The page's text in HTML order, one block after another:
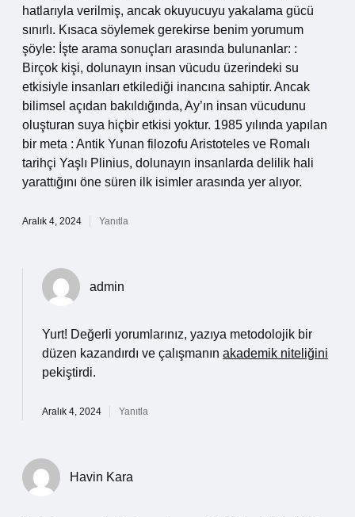
hatlarıyla verilmiş, ancak okuyucuyu yakalama gücü
sınırlı. Kısaca söylemek gerekirse benim yorumum
şöyle: İşte arama sonuçları arasında bulunanlar: :
Birçok kişi, dolunayın insan vücudu üzerindeki su
etkisiyle insanları etkilediği inancına sahiptir. Ancak
bilimsel açıdan bakıldığında, Ay’ın insan vücudunu
oluşturan suya hiçbir etkisi yoktur. 1985 yılında yapılan
bir meta : Antik Yunan filozofu Aristoteles ve Romalı
tarihçi Yaşlı Plinius, dolunayın insanlarda delilik hali
yarattığını öne süren ilk isimler arasında yer alıyor.
Aralık 4, 2024 Yanıtla
admin
Yurt! Değerli yorumlarınız, yazıya metodolojik bir
düzen kazandırdı ve çalışmanın akademik niteliğini
pekiştirdi.
Aralık 4, 2024 Yanıtla
Havin Kara